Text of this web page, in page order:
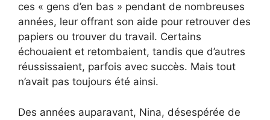
ces « gens d’en bas » pendant de nombreuses
années, leur offrant son aide pour retrouver des
papiers ou trouver du travail. Certains
échouaient et retombaient, tandis que d’autres
réussissaient, parfois avec succès. Mais tout
n’avait pas toujours été ainsi.
Des années auparavant, Nina, désespérée de